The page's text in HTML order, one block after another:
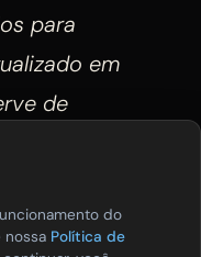
para
em
de
do
fixo pordo
nossa Política de